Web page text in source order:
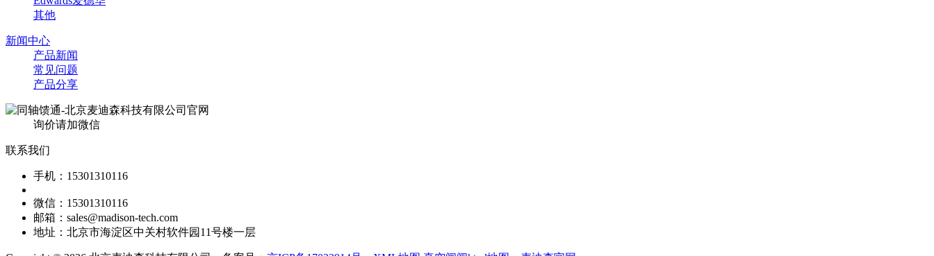
其他
新闻中心
产品新闻
常见问题
产品分享
询价请加微信
联系我们
手机：15301310116
微信：15301310116
邮箱：sales@madison-tech.com
地址：北京市海淀区中关村软件园11号楼一层